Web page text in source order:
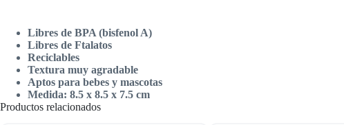
Libres de BPA (bisfenol A)
Libres de Ftalatos
Reciclables
Textura muy agradable
Aptos para bebes y mascotas
Medida: 8.5 x 8.5 x 7.5 cm
Productos relacionados